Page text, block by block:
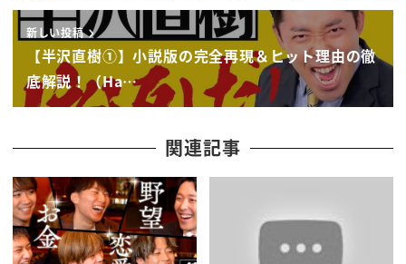
俺海
グラスとこウイスキーがちょっとを得ておるの
でもこのねードアの前にねあったんですよ
なくなってるかなぁアルカナきた
ほらここ
すごい
忘れてないでしょ
俺それでね勝海舟調べてねー
新しい投稿
【半沢直樹①】小説版の完全再現＆ヒット理由の徹
底解説！（Ha…
関連記事